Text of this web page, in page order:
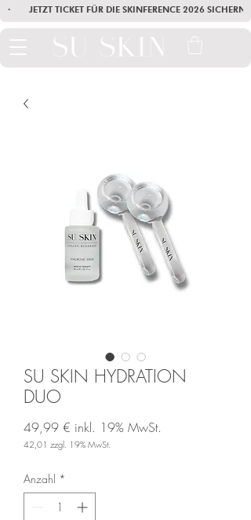
·        JETZT TICKET FÜR DIE SKINFERENCE 2026
SU SKIN HYDRATION
DUO
49,99 € inkl. 19% MwSt.
42,01 zzgl. 19% MwSt.
Anzahl *